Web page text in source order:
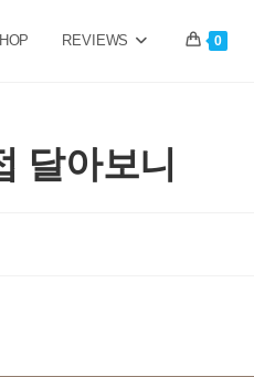
REVIEWS 0
달아보니